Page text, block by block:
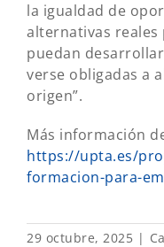
la igualdad de
alternativas reales
puedan
verse obligadas a
origen”.
Más información
https://upta.es/
formacion-para-
29 octubre, 2025 |